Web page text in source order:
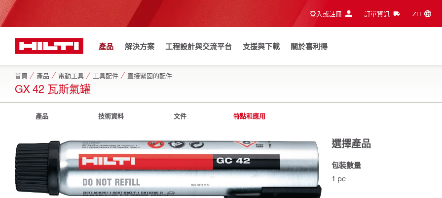
登入或註冊 訂單資訊 ZH‎
產品 解決方案 工程設計與交流平台 支援與下載 關於喜利得
首頁 產品 電動工具 工具配件 直接緊固的配件
GX 42 瓦斯氣罐
產品 技術資料 文件 特點和應用
選擇產品
包裝數量
1 pc